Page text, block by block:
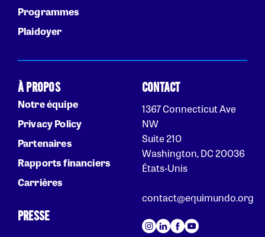
Programmes
Plaidoyer
À PROPOS
Notre équipe
Privacy Policy
Partenaires
Rapports financiers
Carrières
PRESSE
CONTACT
1367 Connecticut Ave
NW
Suite 210
Washington, DC 20036
États-Unis
contact@equimundo.org